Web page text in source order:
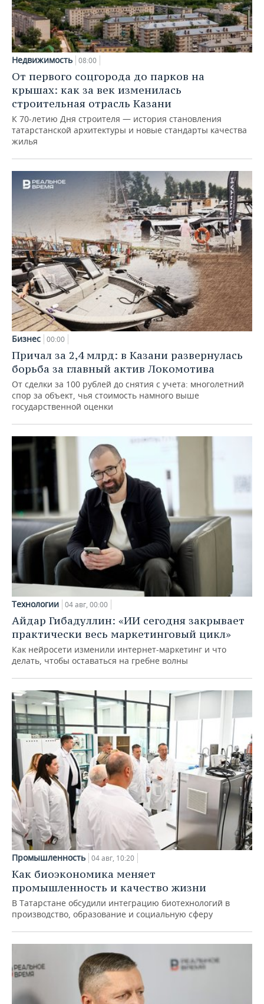
Недвижимость 08:00
От первого соцгорода до парков на
крышах: как за век изменилась
строительная отрасль Казани
К 70-летию Дня строителя — история становления
татарстанской архитектуры и новые стандарты качества
жилья
Бизнес 00:00
Причал за 2,4 млрд: в Казани развернулась
борьба за главный актив Локомотива
От сделки за 100 рублей до снятия с учета: многолетний
спор за объект, чья стоимость намного выше
государственной оценки
Технологии 04 авг, 00:00
Айдар Гибадуллин: «ИИ сегодня закрывает
практически весь маркетинговый цикл»
Как нейросети изменили интернет-маркетинг и что
делать, чтобы оставаться на гребне волны
Промышленность 04 авг, 10:20
Как биоэкономика меняет
промышленность и качество жизни
В Татарстане обсудили интеграцию биотехнологий в
производство, образование и социальную сферу